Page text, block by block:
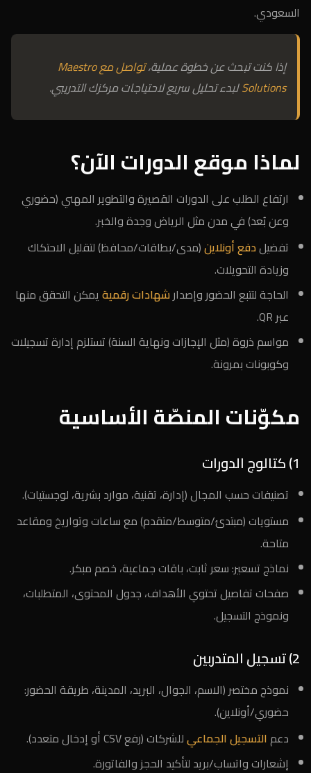
السعودي.
إذا كنت تبحث عن خطوة عملية،
تواصل مع Maestro
Solutionsلبدء تحليل سريع لاحتياجات مركزك التدريبي.
لماذا موقع الدورات الآن؟
ارتفاع الطلب على الدورات القصيرة والتطوير المهني (حضوري
وعن بُعد) في مدن مثل الرياض وجدة والخبر.
تفضيلدفع أونلاين(مدى/بطاقات/محافظ) لتقليل الاحتكاك
وزيادة التحويلات.
الحاجة لتتبع الحضور وإصدارشهادات رقميةيمكن التحقق منها
عبر QR.
مواسم ذروة (مثل الإجازات ونهاية السنة) تستلزم إدارة تسجيلات
وكوبونات بمرونة.
مكوّنات المنصّة الأساسية
1) كتالوج الدورات
تصنيفات حسب المجال (إدارة، تقنية، موارد بشرية، لوجستيات).
مستويات (مبتدئ/متوسط/متقدم) مع ساعات وتواريخ ومقاعد
متاحة.
نماذج تسعير: سعر ثابت، باقات جماعية، خصم مبكر.
صفحات تفاصيل تحتوي الأهداف، جدول المحتوى، المتطلبات،
ونموذج التسجيل.
2) تسجيل المتدربين
نموذج مختصر (الاسم، الجوال، البريد، المدينة، طريقة الحضور:
حضوري/أونلاين).
دعمالتسجيل الجماعيللشركات (رفع CSV أو إدخال متعدد).
إشعارات واتساب/بريد لتأكيد الحجز والفاتورة.